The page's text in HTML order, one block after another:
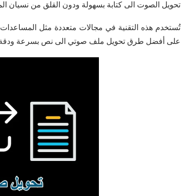
تحويل الصوت الى كتابة بسهولة ودون القلق من نسيان
تُستخدم هذه التقنية في مجالات متعددة مثل
على أفضل طرق تحويل ملف صوتي الى نص بسرعة ودقة